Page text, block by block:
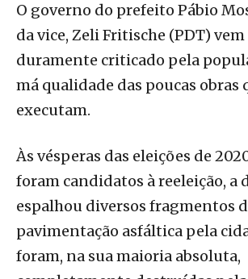
O governo do prefeito Pábio
da vice, Zeli Fritische (PDT)
duramente criticado pela
má qualidade das poucas obras
executam.
Às vésperas das eleições de
foram candidatos à reeleição, a
espalhou diversos fragmentos
pavimentação asfáltica pela
foram, na sua maioria absoluta,